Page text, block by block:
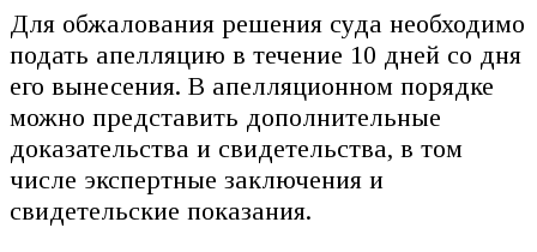
Для обжалования решения суда необходимо
подать апелляцию в течение 10 дней со дня
его вынесения. В апелляционном порядке
можно представить дополнительные
доказательства и свидетельства, в том
числе экспертные заключения и
свидетельские показания.